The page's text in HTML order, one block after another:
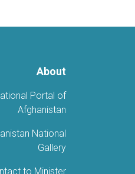
About
Portal of
Afghanistan
National
Gallery
to Minister